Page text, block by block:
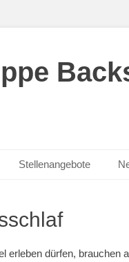
Stellenangebote
erleben dürfen, brauchen